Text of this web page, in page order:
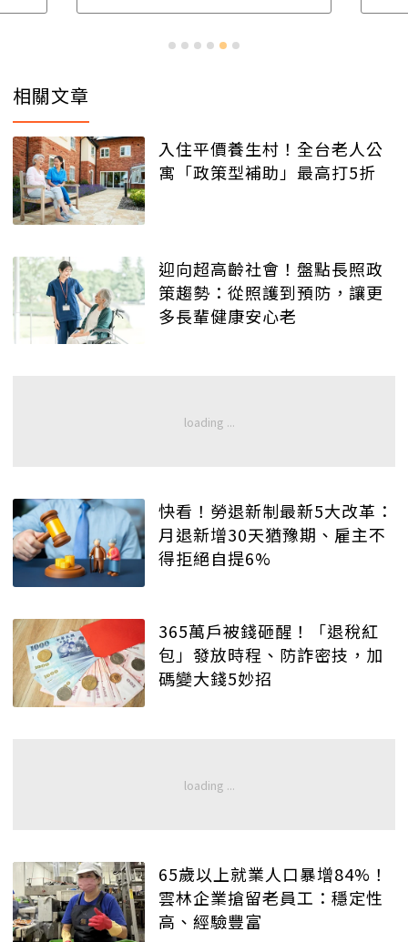
相關文章
入住平價養生村！全台老人公
寓「政策型補助」最高打5折
迎向超高齡社會！盤點長照政
策趨勢：從照護到預防，讓更
多長輩健康安心老
快看！勞退新制最新5大改革：
月退新增30天猶豫期、雇主不
得拒絕自提6%
365萬戶被錢砸醒！「退稅紅
包」發放時程、防詐密技，加
碼變大錢5妙招
65歲以上就業人口暴增84%！
雲林企業搶留老員工：穩定性
高、經驗豐富